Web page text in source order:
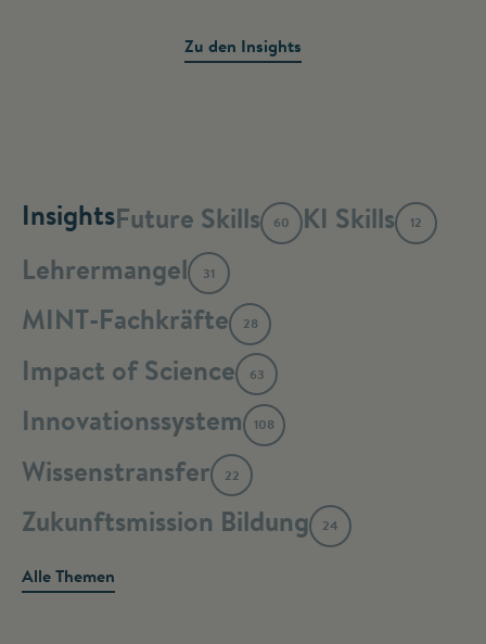
Zu den Insights
InsightsFuture Skills 60 KI Skills 12
Lehrermangel 31
MINT-Fachkräfte 28
Impact of Science 63
Innovationssystem 108
Wissenstransfer 22
Zukunftsmission Bildung 24
Alle Themen